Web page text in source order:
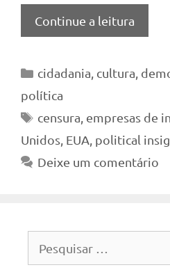
Continue a leitura
Categorias
cidadania cultura
política
Tags
censura empresas de
Unidos EUA political
Deixe um comentário
por: